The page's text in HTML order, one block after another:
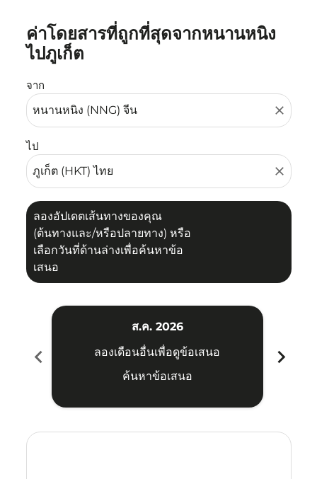
ค่าโดยสารที่ถูกที่สุดจากหนานหนิง
ไปภูเก็ต
จาก
close
ไป
close
ลองอัปเดตเส้นทางของคุณ
(ต้นทางและ/หรือปลายทาง) หรือ
เลือกวันที่ด้านล่างเพื่อค้นหาข้อ
เสนอ
ลองอัปเดตเส้นทางของคุณ (ต้นทางและ/หรือปลายทาง) หรื
chevron_left
ส.ค. 2026
ลองเดือนอื่นเพื่อดูข้อเสนอ
ค้นหาข้อเสนอ
chevron_right